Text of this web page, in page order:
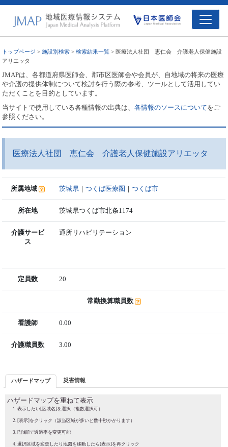
トップページ >施設別検索 >検索結果一覧 > 医療法人社団 恵仁会 介護老人保健施設
アリエッタ
JMAPは、各都道府県医師会、郡市区医師会や会員が、自地域の将来の医療
や介護の提供体制について検討を行う際の参考、ツールとして活用してい
ただくことを目的としています。
当サイトで使用している各種情報の出典は、各情報のソースについてをご
参照ください。
医療法人社団 恵仁会 介護老人保健施設アリエッタ
所属地域 茨城県 ｜つくば医療圏 ｜つくば市
所在地 茨城県つくば市北条1174
介護サービ
ス
通所リハビリテーション
定員数 20
常勤換算職員数
看護師 0.00
介護職員数 3.00
ハザードマップ 災害情報
ハザードマップを重ねて表示
表示したい[区域名]を選択（複数選択可）
[表示]をクリック（該当区域が多いと数十秒かかります）
[詳細]で透過率を変更可能
選択区域を変更したり地図を移動したら[表示]を再クリック